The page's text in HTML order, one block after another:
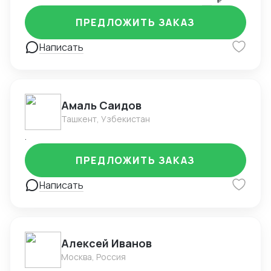
профессиональную помощь на каждом этапе
взаимодействия с китайскими поставщиками. Свою
работу я выполняю ответственно и качественно, с
учетом индивидуальных потребностей каждого
Написать
ПРЕДЛОЖИТЬ ЗАКАЗ
Амаль Саидов
Ташкент, Узбекистан
.
Написать
ПРЕДЛОЖИТЬ ЗАКАЗ
Алексей Иванов
Москва, Россия